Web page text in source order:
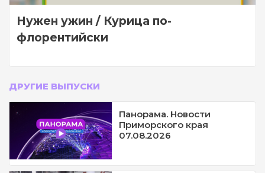
Нужен ужин / Курица по-
флорентийски
ДРУГИЕ ВЫПУСКИ
Панорама. Новости
Приморского края
07.08.2026